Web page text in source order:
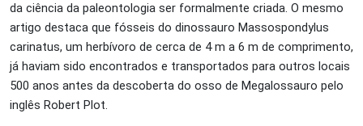
da ciência da paleontologia ser formalmente criada. O mesmo
artigo destaca que fósseis do dinossauro Massospondylus
carinatus, um herbívoro de cerca de 4 m a 6 m de comprimento,
já haviam sido encontrados e transportados para outros locais
500 anos antes da descoberta do osso de Megalossauro pelo
inglês Robert Plot.